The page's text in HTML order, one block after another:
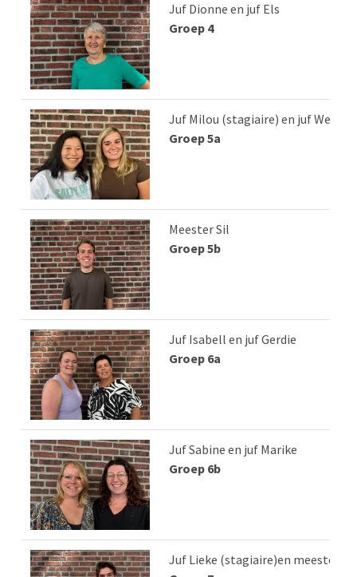
Juf Dionne en juf Els
Groep 4
Juf Milou (stagiaire) en juf Wendy
Groep 5a
Meester Sil
Groep 5b
Juf Isabell en juf Gerdie
Groep 6a
Juf Sabine en juf Marike
Groep 6b
Juf Lieke (stagiaire)en meester